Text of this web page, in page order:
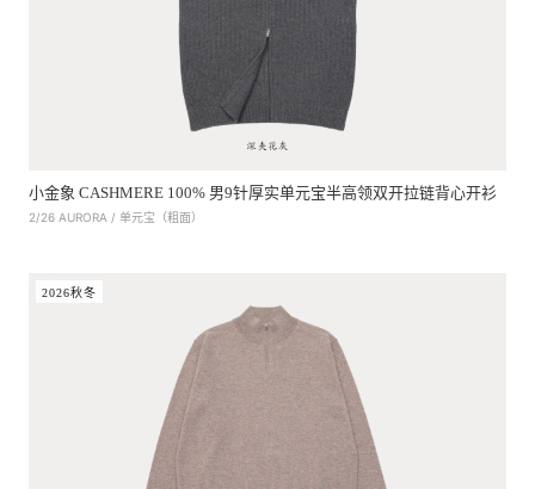
小金象 CASHMERE 100% 男9针厚实单元宝半高领双开拉链背心开衫
2/26 AURORA / 单元宝（粗面）
2026秋冬